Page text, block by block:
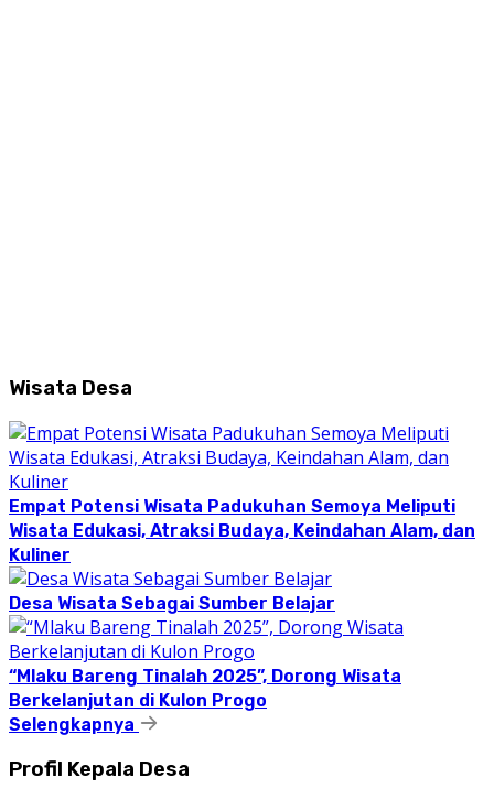
Wisata Desa
Empat Potensi Wisata Padukuhan Semoya Meliputi
Wisata Edukasi, Atraksi Budaya, Keindahan Alam, dan
Kuliner
Desa Wisata Sebagai Sumber Belajar
“Mlaku Bareng Tinalah 2025”, Dorong Wisata
Berkelanjutan di Kulon Progo
Selengkapnya
Profil Kepala Desa